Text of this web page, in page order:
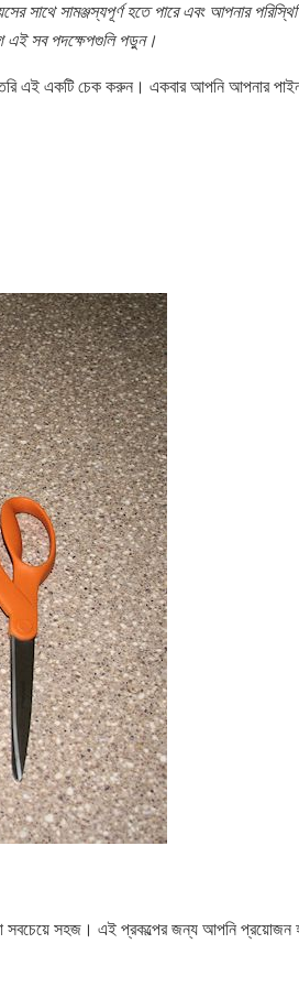
সাথে সামঞ্জস্যপূর্ণ হতে পারে এবং আপনার
এই সব পদক্ষেপগুলি পড়ুন।
এই একটি চেক করুন। একবার আপনি আপনার
সবচেয়ে সহজ। এই প্রকল্পের জন্য আপনি প্রয়োজন